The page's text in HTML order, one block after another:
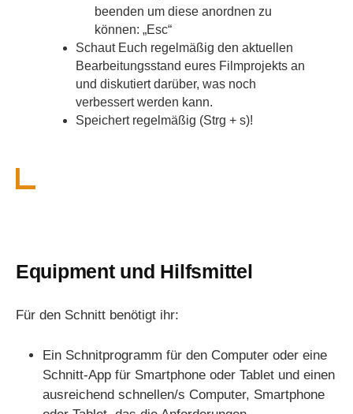
beenden um diese anordnen zu
können: „Esc“
Schaut Euch regelmäßig den aktuellen
Bearbeitungsstand eures Filmprojekts an
und diskutiert darüber, was noch
verbessert werden kann.
Speichert regelmäßig (Strg + s)!
Equipment und Hilfsmittel
Für den Schnitt benötigt ihr:
Ein Schnitprogramm für den Computer oder eine
Schnitt-App für Smartphone oder Tablet und einen
ausreichend schnellen/s Computer, Smartphone